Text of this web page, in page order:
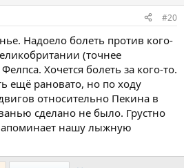
#20
Надоело болеть против кого-
(точнее
Хочется болеть за кого-то.
ещё рановато, но по ходу
относительно Пекина в
сделано не было. Грустно
нашу лыжную